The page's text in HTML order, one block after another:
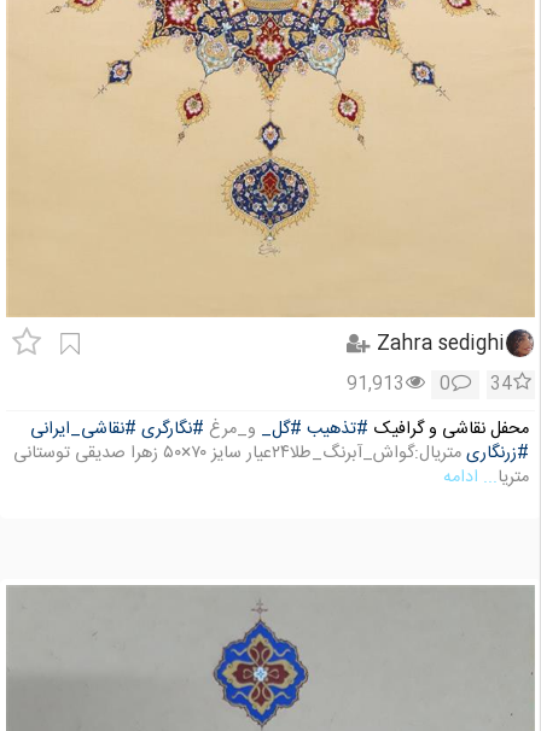
Zahra sedighi
34
0
91,913
محفل نقاشی و گرافیک #تذهیب #گل_ و_مرغ #نگارگری #نقاشی_ایرانی
#زرنگاری
متریال:گواش_آبرنگ_طلا۲۴عیار سایز ۷۰×۵۰ زهرا صدیقی توستانی
متریا... ادامه